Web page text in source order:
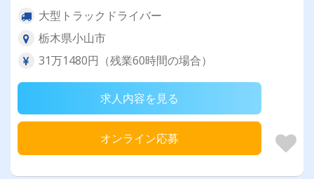
大型トラックドライバー
栃木県小山市
31万1480円（残業60時間の場合）
求人内容を見る
オンライン応募